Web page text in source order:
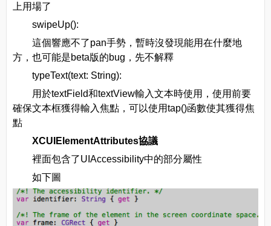
上用場了
swipeUp():
這個響應不了pan手勢，暫時沒發現能用在什麼地
方，也可能是beta版的bug，先不解釋
typeText(text: String):
用於textField和textView輸入文本時使用，使用前要
確保文本框獲得輸入焦點，可以使用tap()函數使其獲得焦
點
XCUIElementAttributes協議
裡面包含了UIAccessibility中的部分屬性
如下圖